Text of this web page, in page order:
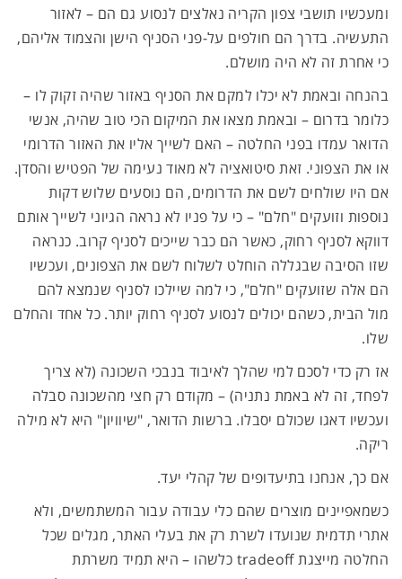
ומעכשיו תושבי צפון הקריה נאלצים לנסוע גם הם – לאזור
התעשיה. בדרך הם חולפים על-פני הסניף הישן והצמוד אליהם,
כי אחרת זה לא היה מושלם.
בהנחה ובאמת לא יכלו למקם את הסניף באזור שהיה זקוק לו –
כלומר בדרום – ובאמת מצאו את המיקום הכי טוב שהיה, אנשי
הדואר עמדו בפני החלטה – האם לשייך אליו את האזור הדרומי
או את הצפוני. זאת סיטואציה לא מאוד נעימה של הפטיש והסדן.
אם היו שולחים לשם את הדרומים, הם נוסעים שלוש דקות
נוספות וזועקים "חלם" – כי על פניו לא נראה הגיוני לשייך אותם
דווקא לסניף רחוק, כאשר הם כבר שייכים לסניף קרוב. כנראה
שזו הסיבה שבגללה הוחלט לשלוח לשם את הצפונים, ועכשיו
הם אלה שזועקים "חלם", כי למה שיילכו לסניף שנמצא להם
מול הבית, כשהם יכולים לנסוע לסניף רחוק יותר. כל אחד והחלם
שלו.
אז רק כדי לסכם למי שהלך לאיבוד בנבכי השכונה (לא צריך
לפחד, זה לא באמת נתניה) – מקודם רק חצי מהשכונה סבלה
ועכשיו דאגו שכולם יסבלו. ברשות הדואר, "שיוויון" היא לא מילה
ריקה.
אם כך, אנחנו בתיעדופים של קהלי יעד.
כשמאפיינים מוצרים שהם כלי עבודה עבור המשתמשים, ולא
אתרי תדמית שנועדו לשרת רק את בעלי האתר, מגלים שכל
החלטה מייצגת tradeoff כלשהו – היא תמיד משרתת